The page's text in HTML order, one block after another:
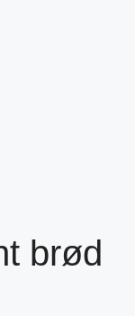
brød